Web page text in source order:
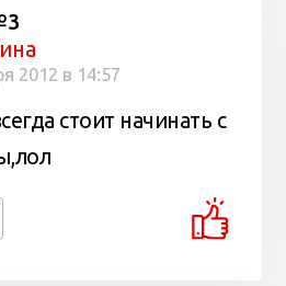
2012 в 14:57
стоит начинать с